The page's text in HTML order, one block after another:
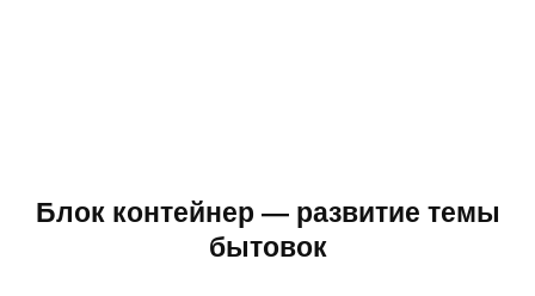
Блок контейнер — развитие темы
бытовок